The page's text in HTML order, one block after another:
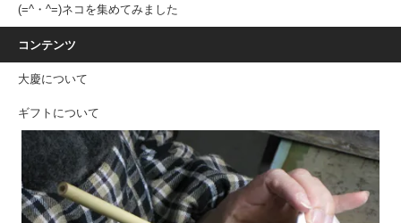
(=^・^=)ネコを集めてみました
コンテンツ
大慶について
ギフトについて